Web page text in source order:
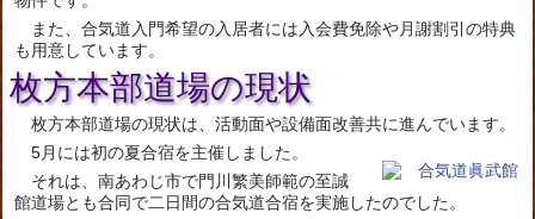
また、合気道入門希望の入居者には入会費免除や月謝割引の特典
も用意しています。
枚方本部道場の現状
枚方本部道場の現状は、活動面や設備面改善共に進んでいます。
5月には初の夏合宿を主催しました。
それは、南あわじ市で門川繁美師範の至誠
館道場とも合同で二日間の合気道合宿を実施したのでした。